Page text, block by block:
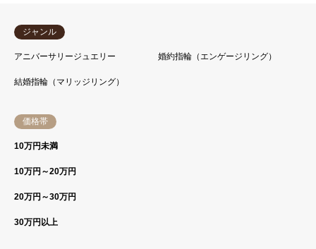
ジャンル
アニバーサリージュエリー 婚約指輪（エンゲージリング）
結婚指輪（マリッジリング）
価格帯
10万円未満
10万円～20万円
20万円～30万円
30万円以上